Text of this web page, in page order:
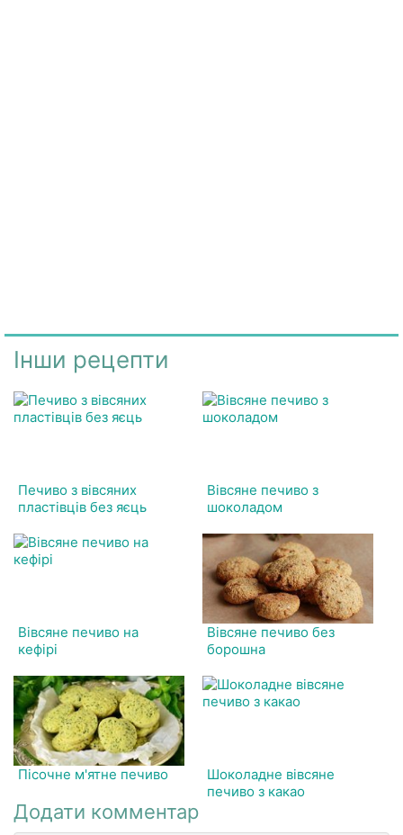
Інши рецепти
Печиво з вівсяних
пластівців без яєць
Вівсяне печиво з
шоколадом
Вівсяне печиво на
кефірі
Вівсяне печиво без
борошна
Пісочне м'ятне печиво
Шоколадне вівсяне
печиво з какао
Додати комментар